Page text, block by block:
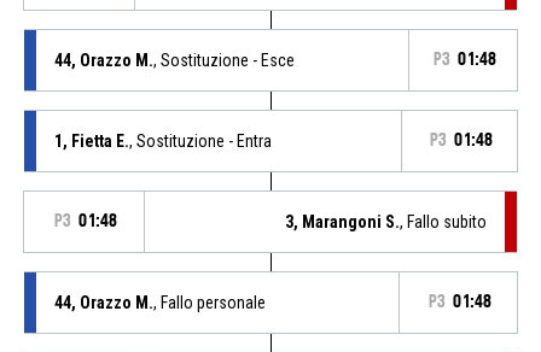
44, Orazzo M., Sostituzione - Esce P3 01:48
1, Fietta E., Sostituzione - Entra P3 01:48
P3 01:48 3, Marangoni S., Fallo subito
44, Orazzo M., Fallo personale P3 01:48